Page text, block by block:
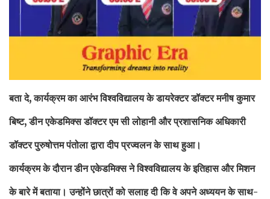
बता दे, कार्यक्रम का आरंभ विश्वविद्यालय के डायरेक्टर डॉक्टर मनीष कुमार
बिष्ट, डीन एकेडमिक्स डॉक्टर एम सी लोहानी और प्रशासनिक अधिकारी
डॉक्टर पुरुषोत्तम पंतोला द्वारा दीप प्रज्वलन के साथ हुआ।
कार्यक्रम के दौरान डीन एकेडमिक्स ने विश्वविद्यालय के इतिहास और मिशन
के बारे में बताया। उन्होंने छात्रों को सलाह दी कि वे अपने अध्ययन के साथ-